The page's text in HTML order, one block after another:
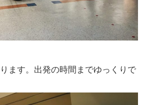
ます。出発の時間までゆっくりで